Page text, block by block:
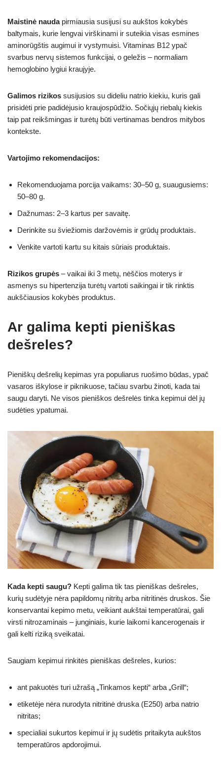
Maistinė naudapirmiausia susijusi su aukštos kokybės
baltymais, kurie lengvai virškinami ir suteikia visas esmines
aminorūgštis augimui ir vystymuisi. Vitaminas B12 ypač
svarbus nervų sistemos funkcijai, o geležis – normaliam
hemoglobino lygiui kraujyje.
Galimos rizikos susijusios su dideliu natrio kiekiu, kuris gali
prisidėti prie padidėjusio kraujospūdžio. Sočiųjų riebalų kiekis
taip pat reikšmingas ir turėtų būti vertinamas bendros mitybos
kontekste.
Vartojimo rekomendacijos:
Rekomenduojama porcija vaikams: 30–50 g, suaugusiems:
50–80 g.
Dažnumas: 2–3 kartus per savaitę.
Derinkite su šviežiomis daržovėmis ir grūdų produktais.
Venkite vartoti kartu su kitais sūriais produktais.
Rizikos grupės – vaikai iki 3 metų, nėščios moterys ir
asmenys su hipertenzija turėtų vartoti saikingai ir tik rinktis
aukščiausios kokybės produktus.
Ar galima kepti pieniškas
dešreles?
Pieniškų dešrelių kepimas yra populiarus ruošimo būdas, ypač
vasaros iškylose ir piknikuose, tačiau svarbu žinoti, kada tai
saugu daryti. Ne visos pieniškos dešrelės tinka kepimui dėl jų
sudėties ypatumai.
Kada kepti saugu? Kepti galima tik tas pieniškas dešreles,
kurių sudėtyje nėra papildomų nitritų arba nitritinės druskos. Šie
konservantai kepimo metu, veikiant aukštai temperatūrai, gali
virsti nitrozaminais – junginiais, kurie laikomi kancerogenais ir
gali kelti riziką sveikatai.
Saugiam kepimui rinkitės pieniškas dešreles, kurios:
ant pakuotės turi užrašą „Tinkamos kepti“ arba „Grill“;
etiketėje nėra nurodyta nitritinė druska (E250) arba natrio
nitritas;
specialiai sukurtos kepimui ir jų sudėtis pritaikyta aukštos
temperatūros apdorojimui.